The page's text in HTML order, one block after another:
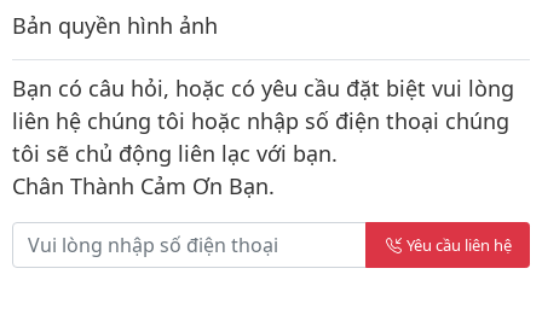
Bản quyền hình ảnh
Bạn có câu hỏi, hoặc có yêu cầu đặt biệt vui lòng
liên hệ chúng tôi hoặc nhập số điện thoại chúng
tôi sẽ chủ động liên lạc với bạn.
Chân Thành Cảm Ơn Bạn.
Yêu cầu liên hệ